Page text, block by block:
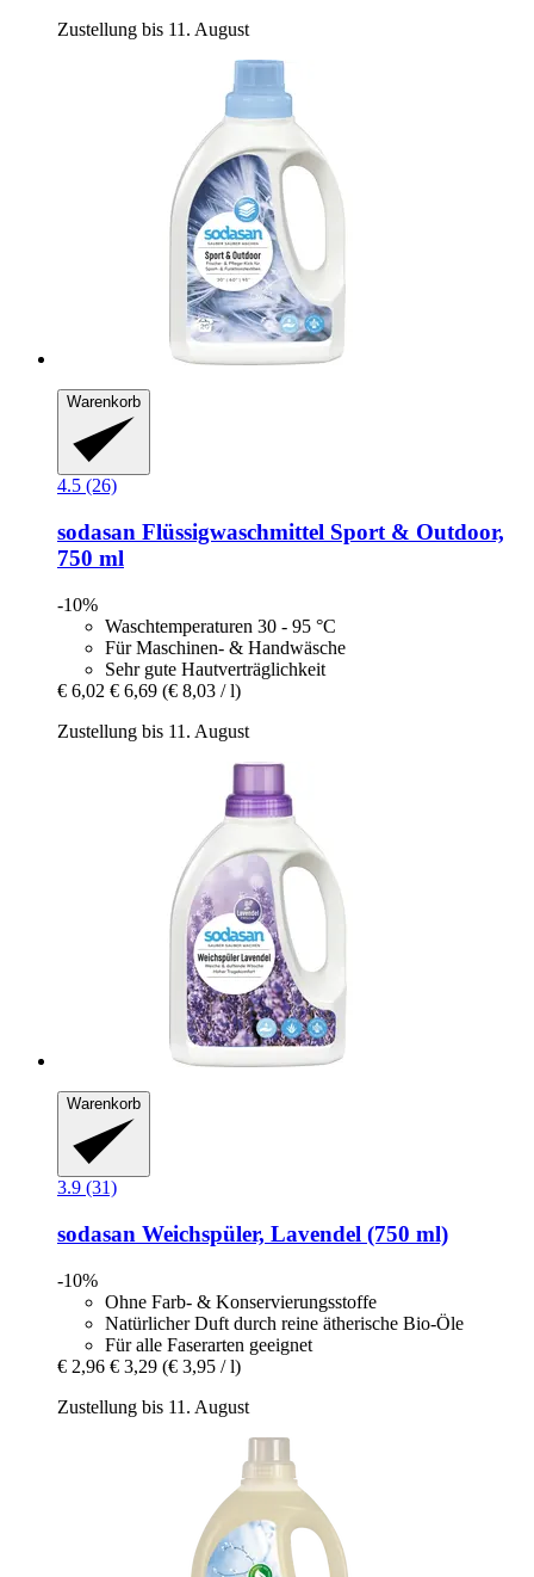
Zustellung bis 11. August
Warenkorb
4.5 (26)
sodasan Flüssigwaschmittel Sport & Outdoor,
750 ml
-10%
Waschtemperaturen 30 - 95 °C
Für Maschinen- & Handwäsche
Sehr gute Hautverträglichkeit
€ 6,02 € 6,69 (€ 8,03 / l)
Zustellung bis 11. August
Warenkorb
3.9 (31)
sodasan Weichspüler, Lavendel (750 ml)
-10%
Ohne Farb- & Konservierungsstoffe
Natürlicher Duft durch reine ätherische Bio-Öle
Für alle Faserarten geeignet
€ 2,96 € 3,29 (€ 3,95 / l)
Zustellung bis 11. August